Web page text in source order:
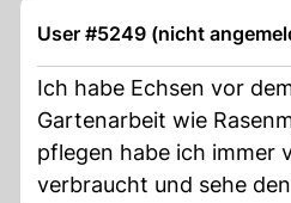
User #5249 (nicht
Ich habe Echsen vor
Gartenarbeit wie
pflegen habe ich immer
verbraucht und sehe